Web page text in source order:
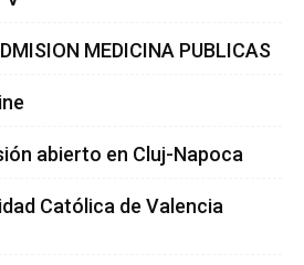
MEDICINA PUBLICAS
abierto en Cluj-Napoca
Católica de Valencia